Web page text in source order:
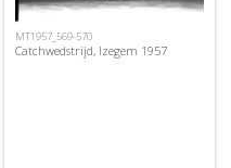
MT1957_569-570
Catchwedstrijd, Izegem 1957